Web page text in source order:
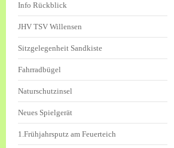
Info Rückblick
JHV TSV Willensen
Sitzgelegenheit Sandkiste
Fahrradbügel
Naturschutzinsel
Neues Spielgerät
1.Frühjahrsputz am Feuerteich